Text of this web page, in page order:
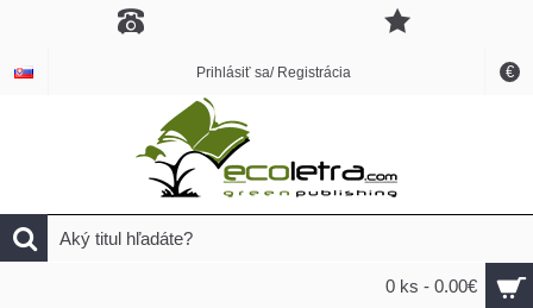
€
Prihlásiť sa/ Registrácia
0 ks - 0.00€